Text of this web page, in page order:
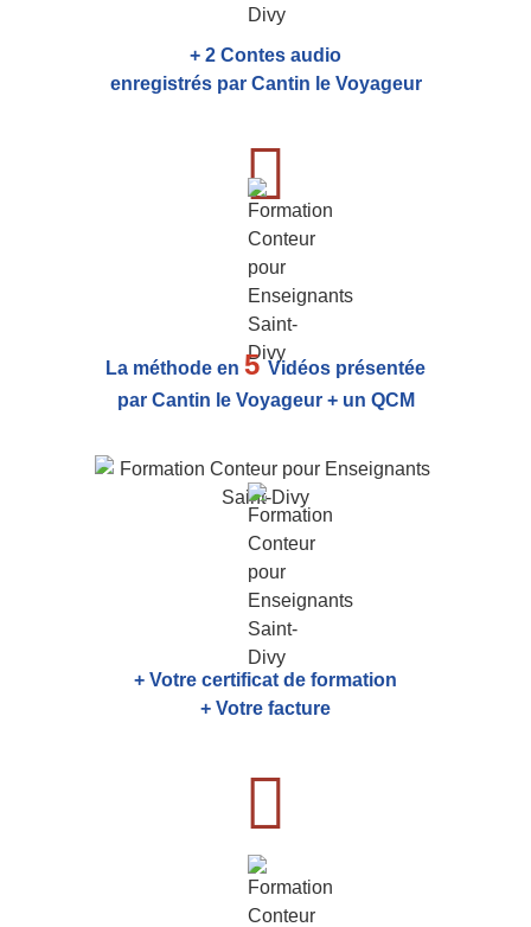
+ 2 Contes audio
enregistrés par Cantin le Voyageur
La méthode en 5Vidéos présentée
par Cantin le Voyageur + un QCM
+ Votre certificat de formation
+ Votre facture